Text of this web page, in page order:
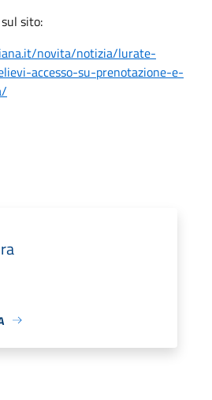
sito:
novita/notizia/lurate-
accesso-su-prenotazione-e-